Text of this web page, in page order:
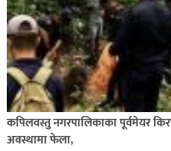
कपिलवस्तु नगरपालिकाका पूर्वमेयर
अवस्थामा फेला,